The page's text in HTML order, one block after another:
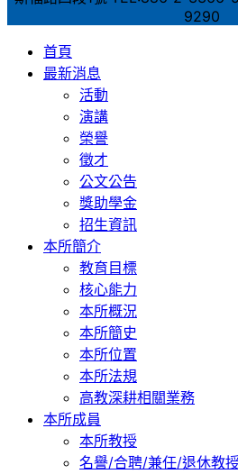
9290
首頁
最新消息
活動
演講
榮譽
徵才
公文公告
獎助學金
招生資訊
本所簡介
教育目標
核心能力
本所概況
本所簡史
本所位置
本所法規
高教深耕相關業務
本所成員
本所教授
名譽/合聘/兼任/退休教